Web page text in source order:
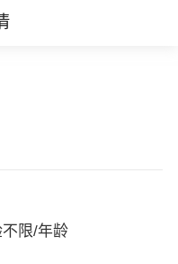
限/年龄